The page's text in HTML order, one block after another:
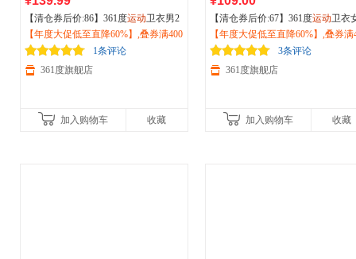
【清仓券后价:86】361度运动卫衣男2
026秋冬季新款美式复古套头衫休闲卫
衣微宽松上衣652531804
【年度大促低至直降60%】,叠券满400
减150/600减230,立即抢购！
1条评论
361度旗舰店
加入购物车 收藏
【清仓券后价:67】361度运动卫衣
026秋季新款女士微宽松休闲套头
上衣662539805
【年度大促低至直降60%】,叠券满
减150/600减230,立即抢购！
3条评论
361度旗舰店
加入购物车 收藏